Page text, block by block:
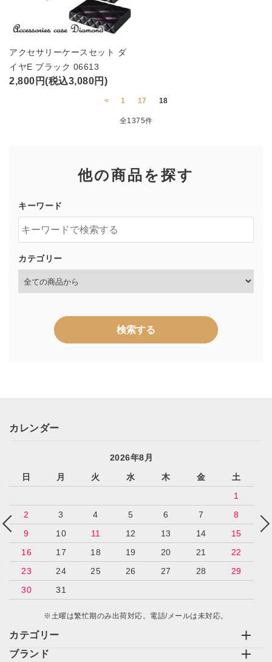
アクセサリーケースセット ダ
イヤE ブラック 06613
2,800円(税込3,080円)
< 1 17 18
全1375件
他の商品を探す
キーワード
カテゴリー
検索する
キーワード
カテゴリー
検索する
カテゴリー
ブランド
カレンダー
2026年8月
日
月 火 水 木 金
土
1
2
3 4 5 6 7
8
9
10 11 12 13 14
15
16
17 18 19 20 21
22
23
24 25 26 27 28
29
30
31
※土曜は繁忙期のみ出荷対応。電話/メールは未対応。